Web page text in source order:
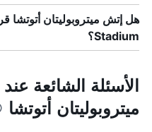
Stadium؟
الأسئلة الشائعة
ميتروبوليتان أتوتشا